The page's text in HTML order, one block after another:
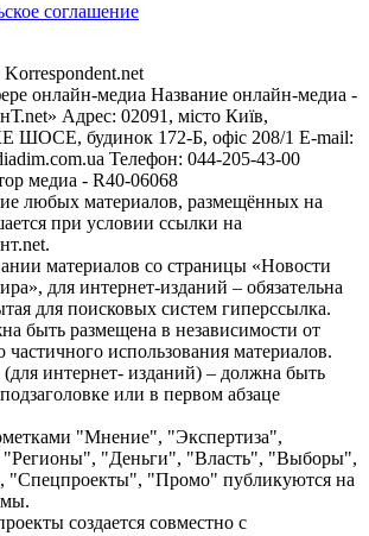
соглашение
онлайн-медиа Название онлайн-медиа -
Адрес: 02091, місто Київ,
будинок 172-Б, офіс 208/1 E-mail:
Телефон: 044-205-43-00
медиа - R40-06068
любых материалов, размещённых на
при условии ссылки на
материалов со страницы «Новости
для интернет-изданий – обязательна
для поисковых систем гиперссылка.
быть размещена в независимости от
частичного использования материалов.
интернет- изданий) – должна быть
или в первом абзаце
"Мнение", "Экспертиза",
"Регионы", "Деньги", "Власть", "Выборы",
"Спецпроекты", "Промо" публикуются на
создается совместно с